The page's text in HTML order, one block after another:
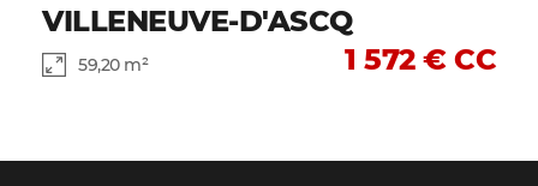
VILLENEUVE-D'ASCQ
59,20 m² 1 572 € CC